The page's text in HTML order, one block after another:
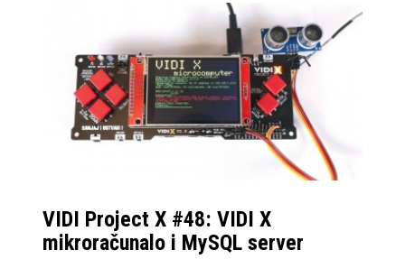
VIDI Project X #48: VIDI X
mikroračunalo i MySQL server